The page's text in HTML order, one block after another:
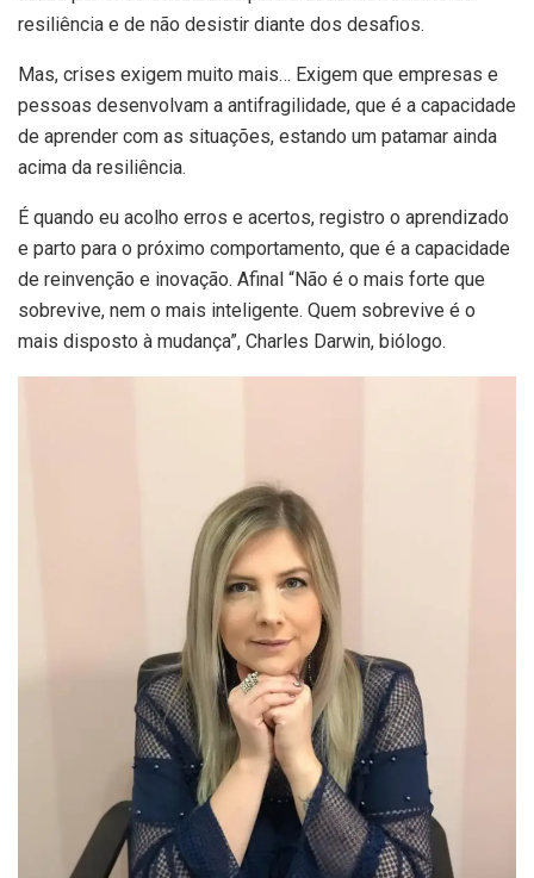
resiliência e de não desistir diante dos desafios.
Mas, crises exigem muito mais… Exigem que empresas e
pessoas desenvolvam a antifragilidade, que é a capacidade
de aprender com as situações, estando um patamar ainda
acima da resiliência.
É quando eu acolho erros e acertos, registro o aprendizado
e parto para o próximo comportamento, que é a capacidade
de reinvenção e inovação. Afinal “Não é o mais forte que
sobrevive, nem o mais inteligente. Quem sobrevive é o
mais disposto à mudança”, Charles Darwin, biólogo.